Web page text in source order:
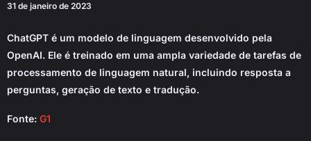
31 de janeiro de 2023
ChatGPT é um modelo de linguagem desenvolvido pela
OpenAI. Ele é treinado em uma ampla variedade de tarefas de
processamento de linguagem natural, incluindo resposta a
perguntas, geração de texto e tradução.
Fonte: G1